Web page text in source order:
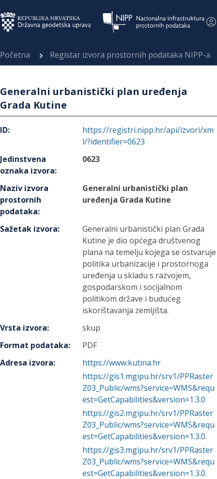
Početna Registar izvora prostornih podataka NIPP-a
Generalni urbanistički plan uređenja
Grada Kutine
ID:
https://registri.nipp.hr/api/izvori/xm
l/?identifier=0623
Jedinstvena
oznaka izvora:
0623
Naziv izvora
prostornih
podataka:
Generalni urbanistički plan
uređenja Grada Kutine
Sažetak izvora:
Generalni urbanistički plan Grada
Kutine je dio općega društvenog
plana na temelju kojega se ostvaruje
politika urbanizacije i prostornoga
uređenja u skladu s razvojem,
gospodarskom i socijalnom
politikom države i budućeg
iskorištavanja zemljišta.
Vrsta izvora:
skup
Format podataka:
PDF
Adresa izvora:
https://www.kutina.hr
https://gis1.mgipu.hr/srv1/PPRaster
Z03_Public/wms?service=WMS&requ
est=GetCapabilities&version=1.3.0
https://gis2.mgipu.hr/srv1/PPRaster
Z03_Public/wms?service=WMS&requ
est=GetCapabilities&version=1.3.0
https://gis3.mgipu.hr/srv1/PPRaster
Z03_Public/wms?service=WMS&requ
est=GetCapabilities&version=1.3.0